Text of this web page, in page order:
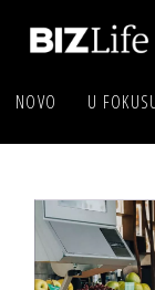
NOVO U